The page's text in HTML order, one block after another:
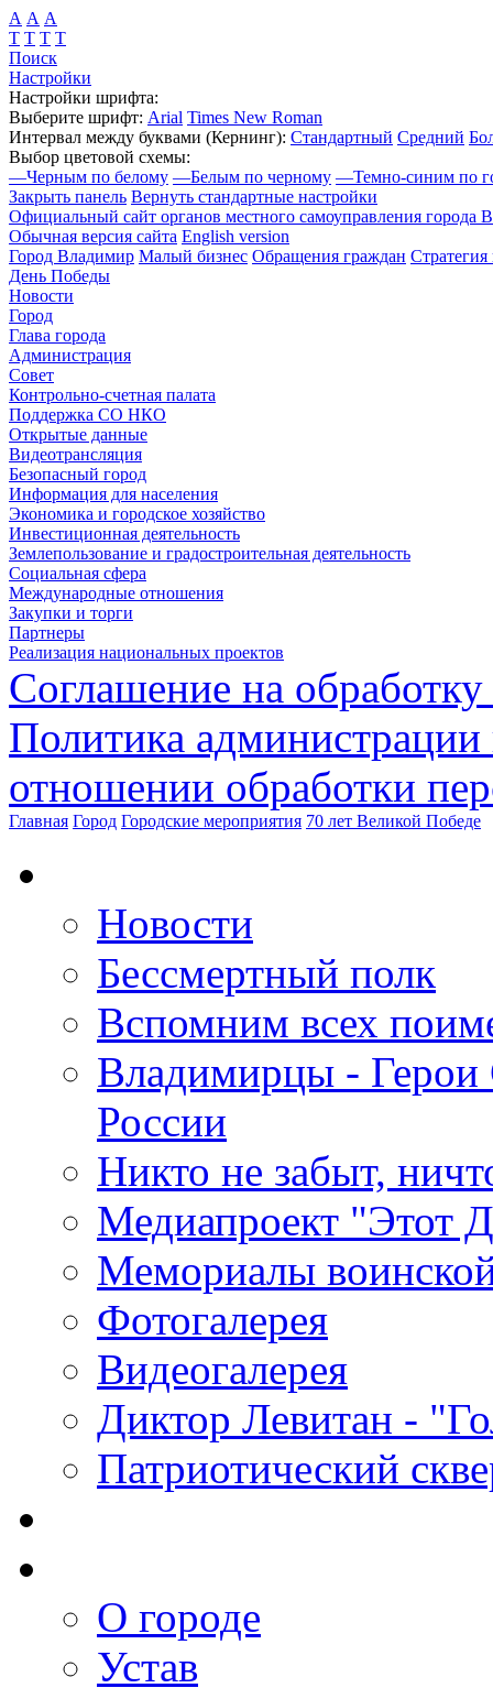
А А А
Т Т Т Т
Поиск
Настройки
Настройки шрифта:
Выберите шрифт: Arial Times New Roman
Интервал между буквами (Кернинг): Стандартный Средний
Выбор цветовой схемы:
—Черным по белому —Белым по черному —Темно-синим по
Закрыть панель Вернуть стандартные настройки
Официальный сайт органов местного самоуправления города
Обычная версия сайта English version
Город Владимир Малый бизнес Обращения граждан Стратегия
День Победы
Новости
Город
Глава города
Администрация
Совет
Контрольно-счетная палата
Поддержка СО НКО
Открытые данные
Видеотрансляция
Безопасный город
Информация для населения
Экономика и городское хозяйство
Инвестиционная деятельность
Землепользование и градостроительная деятельность
Социальная сфера
Международные отношения
Закупки и торги
Партнеры
Реализация национальных проектов
Соглашение на
Политика
отношении обработки
Главная Город Городские мероприятия 70 лет Великой Победе
Новости
Бессмертный полк
Вспомним всех
Владимирцы - Герои
России
Никто не забыт,
Медиапроект "Этот
Мемориалы
Фотогалерея
Видеогалерея
Диктор Левитан -
Патриотический
О городе
Устав